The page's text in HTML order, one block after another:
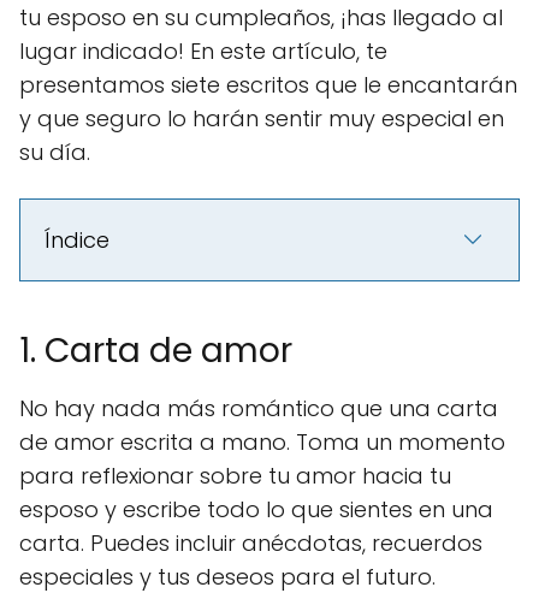
tu esposo en su cumpleaños, ¡has llegado al
lugar indicado! En este artículo, te
presentamos siete escritos que le encantarán
y que seguro lo harán sentir muy especial en
su día.
Índice
1. Carta de amor
No hay nada más romántico que una carta
de amor escrita a mano. Toma un momento
para reflexionar sobre tu amor hacia tu
esposo y escribe todo lo que sientes en una
carta. Puedes incluir anécdotas, recuerdos
especiales y tus deseos para el futuro.